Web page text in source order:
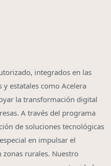
integrados en las
estatales como Acelera
la transformación digital
A través del programa
de soluciones tecnológicas
en impulsar el
rurales. Nuestro